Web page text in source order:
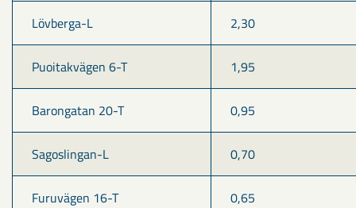
Lövberga-L 2,30
Puoitakvägen 6-T 1,95
Barongatan 20-T 0,95
Sagoslingan-L 0,70
Furuvägen 16-T 0,65